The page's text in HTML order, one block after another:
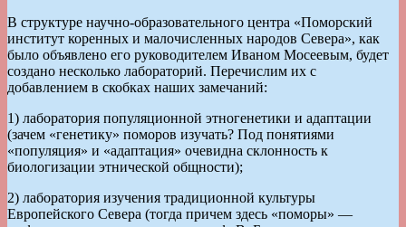
В структуре научно-образовательного центра «Поморский
институт коренных и малочисленных народов Севера», как
было объявлено его руководителем Иваном Мосеевым, будет
создано несколько лабораторий. Перечислим их с
добавлением в скобках наших замечаний:
1) лаборатория популяционной этногенетики и адаптации
(зачем «генетику» поморов изучать? Под понятиями
«популяция» и «адаптация» очевидна склонность к
биологизации этнической общности);
2) лаборатория изучения традиционной культуры
Европейского Севера (тогда причем здесь «поморы» —